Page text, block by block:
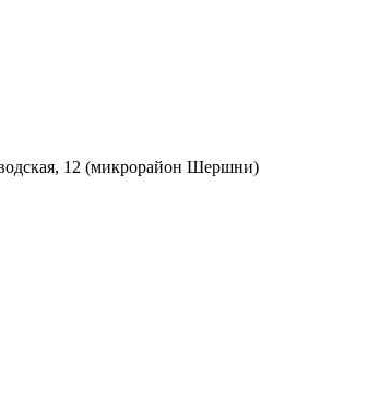
12 (микрорайон Шершни)